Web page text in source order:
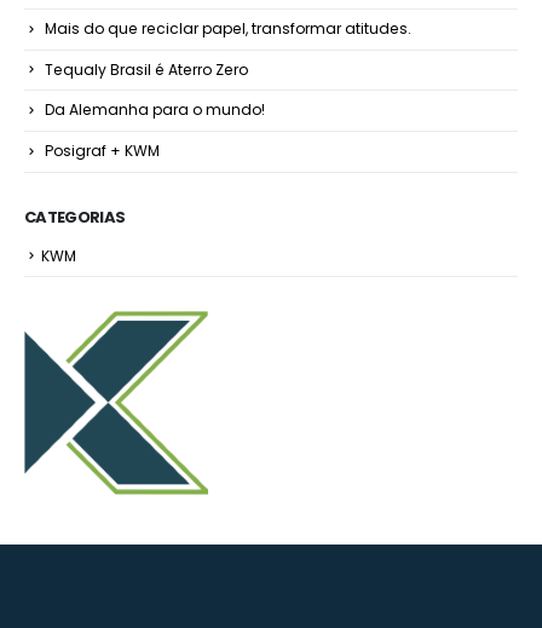
Mais do que reciclar papel, transformar atitudes.
Tequaly Brasil é Aterro Zero
Da Alemanha para o mundo!
Posigraf + KWM
CATEGORIAS
KWM